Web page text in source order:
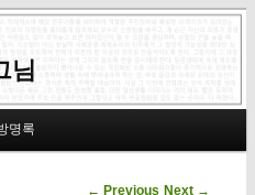
님
명록
Post navigation
← Previous Next →